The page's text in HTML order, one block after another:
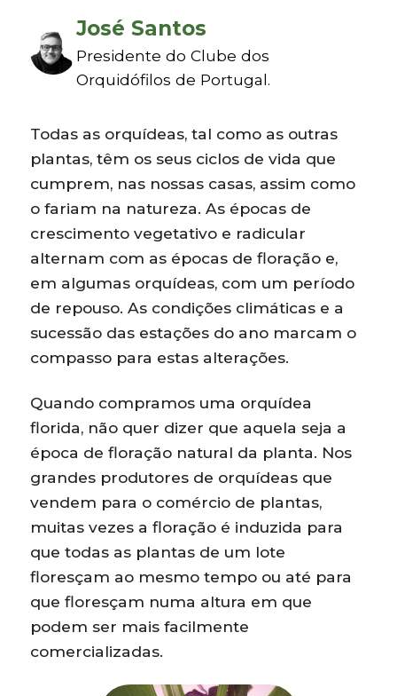
José Santos
Presidente do Clube dos
Orquidófilos de Portugal.
Todas as orquídeas, tal como as outras
plantas, têm os seus ciclos de vida que
cumprem, nas nossas casas, assim como
o fariam na natureza. As épocas de
crescimento vegetativo e radicular
alternam com as épocas de floração e,
em algumas orquídeas, com um período
de repouso. As condições climáticas e a
sucessão das estações do ano marcam o
compasso para estas alterações.
Quando compramos uma orquídea
florida, não quer dizer que aquela seja a
época de floração natural da planta. Nos
grandes produtores de orquídeas que
vendem para o comércio de plantas,
muitas vezes a floração é induzida para
que todas as plantas de um lote
floresçam ao mesmo tempo ou até para
que floresçam numa altura em que
podem ser mais facilmente
comercializadas.